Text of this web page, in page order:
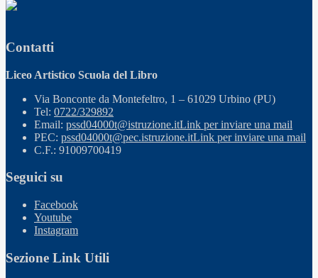
Contatti
Liceo Artistico Scuola del Libro
Via Bonconte da Montefeltro, 1 – 61029 Urbino (PU)
Tel: 0722/329892
Email: pssd04000t@istruzione.itLink per inviare una mail
PEC: pssd04000t@pec.istruzione.itLink per inviare una mail
C.F.: 91009700419
Seguici su
Facebook
Youtube
Instagram
Sezione Link Utili